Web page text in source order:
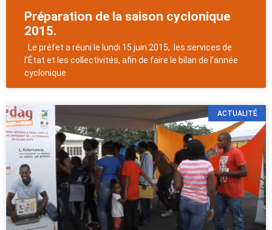
Préparation de la saison cyclonique
2015.
Le préfet a réuni le lundi 15 juin 2015, les services de
l’État et les collectivités, afin de faire le bilan de l’année
cyclonique
ACTUALITÉ